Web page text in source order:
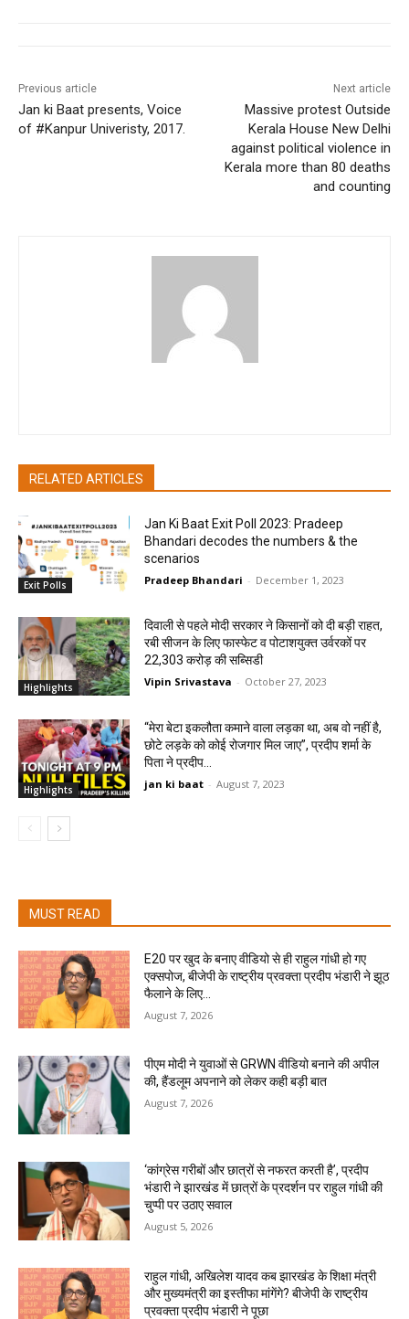
Previous article
Jan ki Baat presents, Voice
of #Kanpur Univeristy, 2017.
Next article
Massive protest Outside
Kerala House New Delhi
against political violence in
Kerala more than 80 deaths
and counting
RELATED ARTICLES
Exit Polls
Jan Ki Baat Exit Poll 2023: Pradeep
Bhandari decodes the numbers & the
scenarios
Pradeep Bhandari - December 1, 2023
Highlights
दिवाली से पहले मोदी सरकार ने किसानों को दी बड़ी राहत,
रबी सीजन के लिए फास्फेट व पोटाशयुक्त उर्वरकों पर
22,303 करोड़ की सब्सिडी
Vipin Srivastava - October 27, 2023
Highlights
“मेरा बेटा इकलौता कमाने वाला लड़का था, अब वो नहीं है,
छोटे लड़के को कोई रोजगार मिल जाए”, प्रदीप शर्मा के
पिता ने प्रदीप...
jan ki baat - August 7, 2023
MUST READ
E20 पर खुद के बनाए वीडियो से ही राहुल गांधी हो गए
एक्सपोज, बीजेपी के राष्ट्रीय प्रवक्ता प्रदीप भंडारी ने झूठ
फैलाने के लिए...
August 7, 2026
पीएम मोदी ने युवाओं से GRWN वीडियो बनाने की अपील
की, हैंडलूम अपनाने को लेकर कही बड़ी बात
August 7, 2026
‘कांग्रेस गरीबों और छात्रों से नफरत करती है’, प्रदीप
भंडारी ने झारखंड में छात्रों के प्रदर्शन पर राहुल गांधी की
चुप्पी पर उठाए सवाल
August 5, 2026
राहुल गांधी, अखिलेश यादव कब झारखंड के शिक्षा मंत्री
और मुख्यमंत्री का इस्तीफा मांगेंगे? बीजेपी के राष्ट्रीय
प्रवक्ता प्रदीप भंडारी ने पूछा